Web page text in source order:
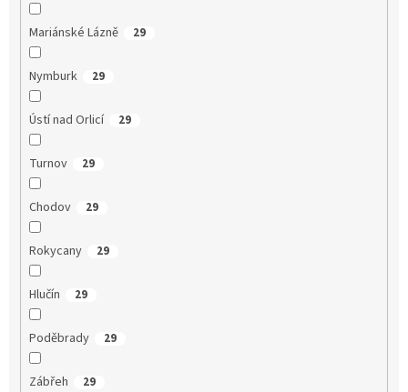
Mariánské Lázně 29
Nymburk 29
Ústí nad Orlicí 29
Turnov 29
Chodov 29
Rokycany 29
Hlučín 29
Poděbrady 29
Zábřeh 29